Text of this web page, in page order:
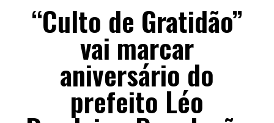
“Culto de Gratidão”
vai marcar
aniversário do
prefeito Léo